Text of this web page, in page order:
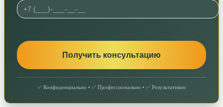
✅ Конфиденциально • ✅ Профессионально • ✅ Результативно